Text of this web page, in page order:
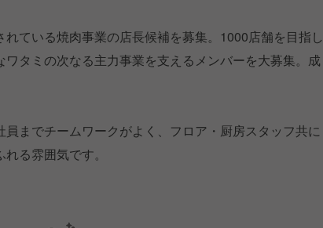
ている焼肉事業の店長候補を募集。1000店舗を目指し
タミの次なる主力事業を支えるメンバーを大募集。成
までチームワークがよく、フロア・厨房スタッフ共に
る雰囲気です。